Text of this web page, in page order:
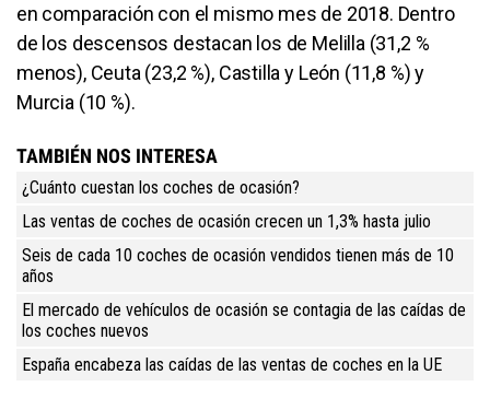
en comparación con el mismo mes de 2018. Dentro
de los descensos destacan los de Melilla (31,2 %
menos), Ceuta (23,2 %), Castilla y León (11,8 %) y
Murcia (10 %).
TAMBIÉN NOS INTERESA
¿Cuánto cuestan los coches de ocasión?
Las ventas de coches de ocasión crecen un 1,3% hasta julio
Seis de cada 10 coches de ocasión vendidos tienen más de 10
años
El mercado de vehículos de ocasión se contagia de las caídas de
los coches nuevos
España encabeza las caídas de las ventas de coches en la UE